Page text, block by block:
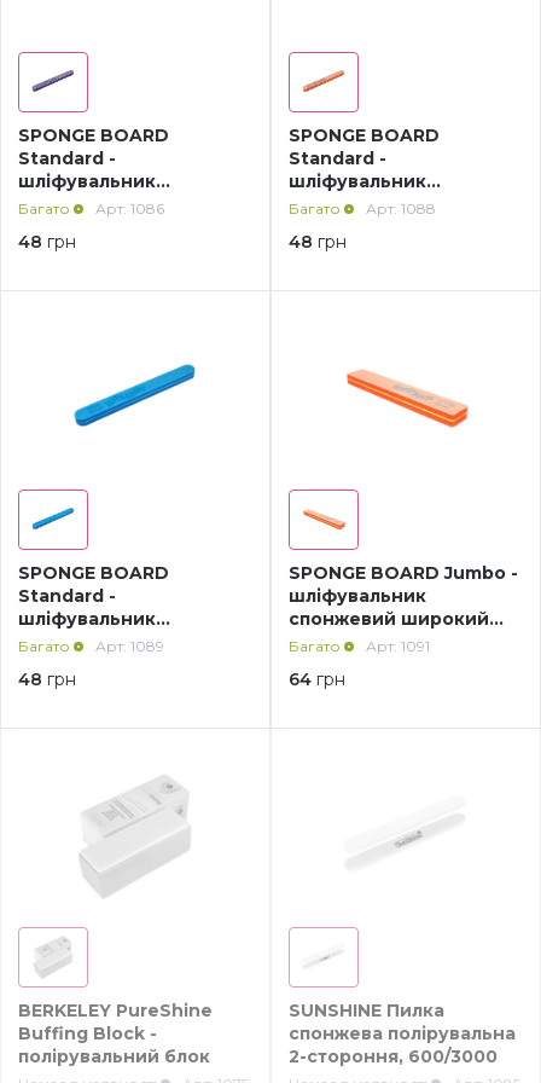
SPONGE BOARD
Standard -
шліфувальник
спонжевий фіолетовий
Багато Арт: 1086
48 грн
SPONGE BOARD
Standard -
шліфувальник
спонжевий
Багато Арт: 1088
48 грн
SPONGE BOARD
Standard -
шліфувальник
спонжевий синій
Багато Арт: 1089
48 грн
SPONGE BOARD Jumbo -
шліфувальник
спонжевий широкий
помаранчевий 180/180
Багато Арт: 1091
64 грн
BERKELEY PureShine
Buffing Block -
полірувальний блок
SUNSHINE Пилка
спонжева полірувальна
2-стороння, 600/3000